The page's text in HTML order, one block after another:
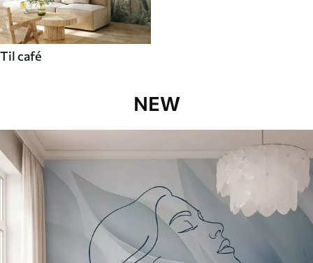
Til café
NEW